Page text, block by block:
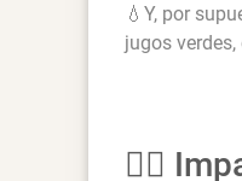
💧Y, por
jugos
👩‍⚕️